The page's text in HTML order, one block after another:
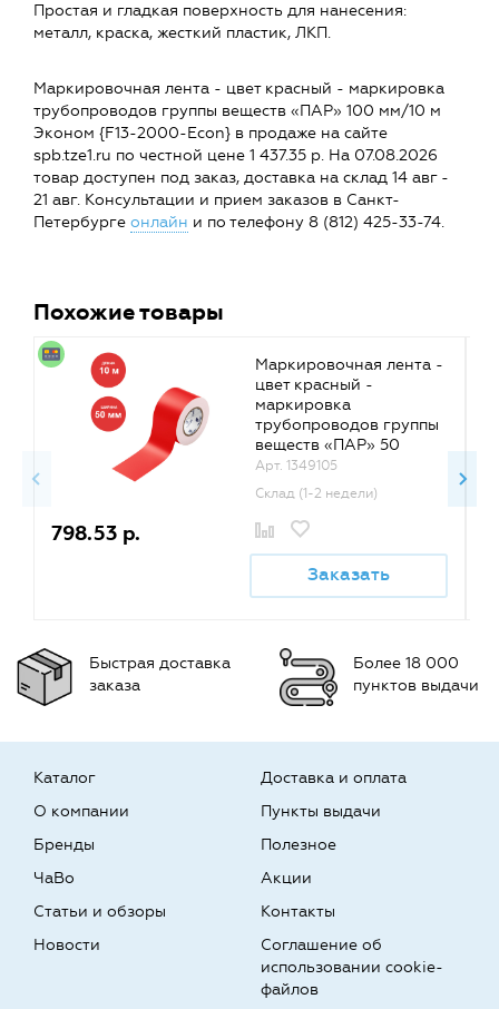
Простая и гладкая поверхность для нанесения:
металл, краска, жесткий пластик, ЛКП.
Маркировочная лента - цвет красный - маркировка
трубопроводов группы веществ «ПАР» 100 мм/10 м
Эконом {F13-2000-Econ} в продаже на сайте
spb.tze1.ru по честной цене 1 437.35 р. На 07.08.2026
товар доступен под заказ, доставка на склад 14 авг -
21 авг. Консультации и прием заказов в Санкт-
Петербурге онлайн и по телефону 8 (812) 425-33-74.
Похожие товары
Маркировочная лента -
цвет красный -
маркировка
трубопроводов группы
веществ «ПАР» 50
мм/10 м Эконом {F11-
2000-Econ}
Арт. 1349105
Склад (1-2 недели)
798.53 р.
Заказать
Быстрая доставка
заказа
Более 18 000
пунктов выдачи
Каталог
О компании
Бренды
Доставка и оплата
Пункты выдачи
Полезное
ЧаВо
Статьи и обзоры
Новости
Акции
Контакты
Соглашение об
использовании cookie-
файлов